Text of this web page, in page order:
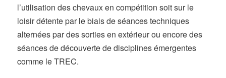
l’utilisation des chevaux en compétition soit sur le
loisir détente par le biais de séances techniques
alternées par des sorties en extérieur ou encore des
séances de découverte de disciplines émergentes
comme le TREC.